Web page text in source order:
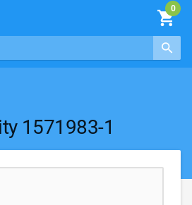
1571983-1